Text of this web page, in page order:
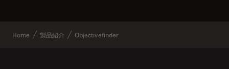
Home 製品紹介 Objectivefinder